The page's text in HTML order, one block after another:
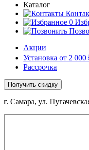
Каталог
0
Акции
Установка от 2 000
Рассрочка
Получить скидку
г. Самара, ул.